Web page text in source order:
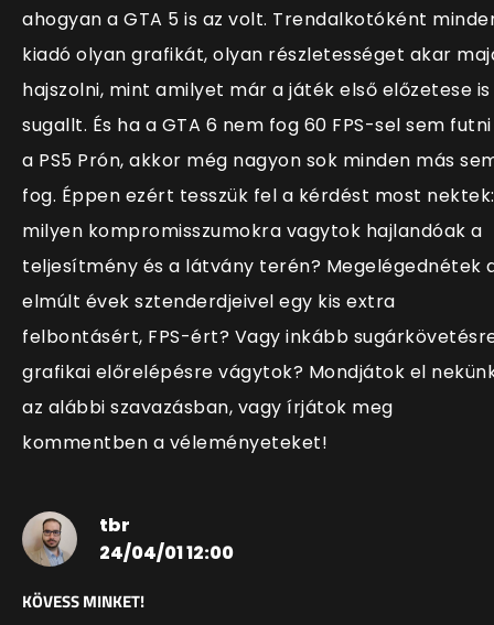
ahogyan a GTA 5 is az volt. Trendalkotóként
kiadó olyan grafikát, olyan részletességet akar
hajszolni, mint amilyet már a játék első előzetese is
sugallt. És ha a GTA 6 nem fog 60 FPS-sel sem futni
a PS5 Prón, akkor még nagyon sok minden más
fog. Éppen ezért tesszük fel a kérdést most nektek:
milyen kompromisszumokra vagytok hajlandóak a
teljesítmény és a látvány terén? Megelégednétek
elmúlt évek sztenderdjeivel egy kis extra
felbontásért, FPS-ért? Vagy inkább
grafikai előrelépésre vágytok? Mondjátok el
az alábbi szavazásban, vagy írjátok meg
kommentben a véleményeteket!
tbr
24/04/01 12:00
KÖVESS MINKET!